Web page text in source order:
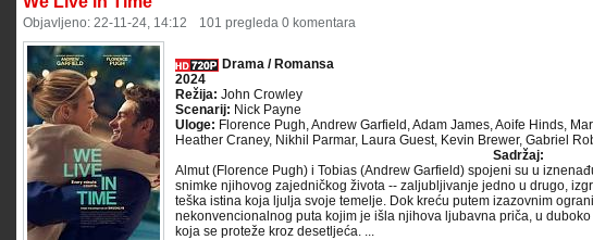
Objavljeno: 22-11-24, 14:12 101 pregleda 0 komentara
Drama / Romansa
2024
Režija: John Crowley
Scenarij: Nick Payne
Uloge: Florence Pugh, Andrew Garfield, Adam James, Aoife Hinds,
Heather Craney, Nikhil Parmar, Laura Guest, Kevin Brewer, Gabriel
Sadržaj:
Almut (Florence Pugh) i Tobias (Andrew Garfield) spojeni su u
snimke njihovog zajedničkog života -- zaljubljivanje jedno u drugo,
teška istina koja ljulja svoje temelje. Dok kreću putem izazovnim
nekonvencionalnog puta kojim je išla njihova ljubavna priča, u
koja se proteže kroz desetljeća. ...